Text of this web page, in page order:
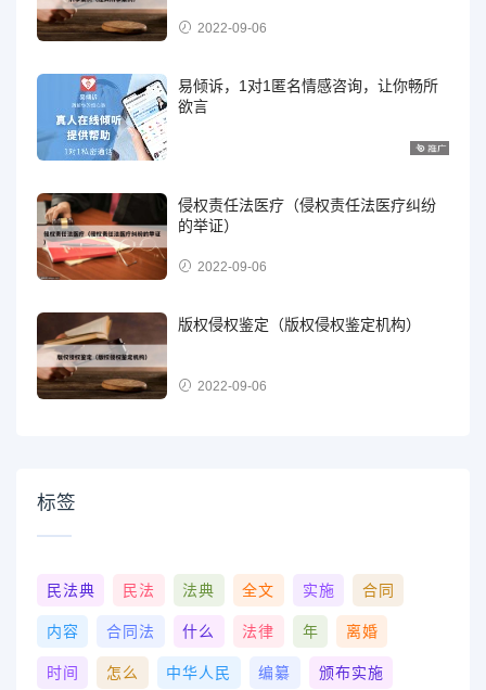
2022-09-06
易倾诉，1对1匿名情感咨询，让你畅所
欲言
侵权责任法医疗（侵权责任法医疗纠纷
的举证）
2022-09-06
版权侵权鉴定（版权侵权鉴定机构）
2022-09-06
标签
民法典 民法 法典 全文 实施 合同
内容 合同法 什么 法律 年 离婚
时间 怎么 中华人民 编纂 颁布实施